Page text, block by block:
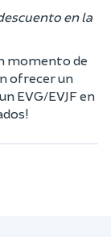
en la
momento de
ofrecer un
EVG/EVJF en